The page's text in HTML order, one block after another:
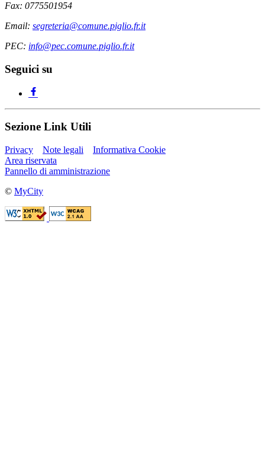
Fax: 0775501954
Email: segreteria@comune.piglio.fr.it
PEC: info@pec.comune.piglio.fr.it
Seguici su
Sezione Link Utili
Privacy Note legali
Informativa Cookie
Area riservata
Pannello di amministrazione
© MyCity